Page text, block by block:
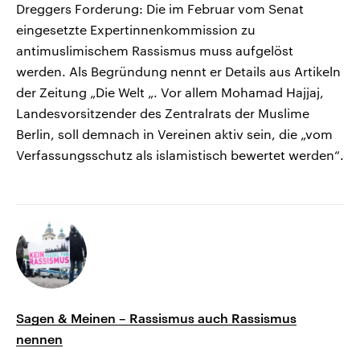
Dreggers Forderung: Die im Februar vom Senat
eingesetzte Expertinnenkommission zu
antimuslimischem Rassismus muss aufgelöst
werden. Als Begründung nennt er Details aus Artikeln
der Zeitung „Die Welt „. Vor allem Mohamad Hajjaj,
Landesvorsitzender des Zentralrats der Muslime
Berlin, soll demnach in Vereinen aktiv sein, die „vom
Verfassungsschutz als islamistisch bewertet werden“.
Sagen & Meinen – Rassismus auch Rassismus
nennen